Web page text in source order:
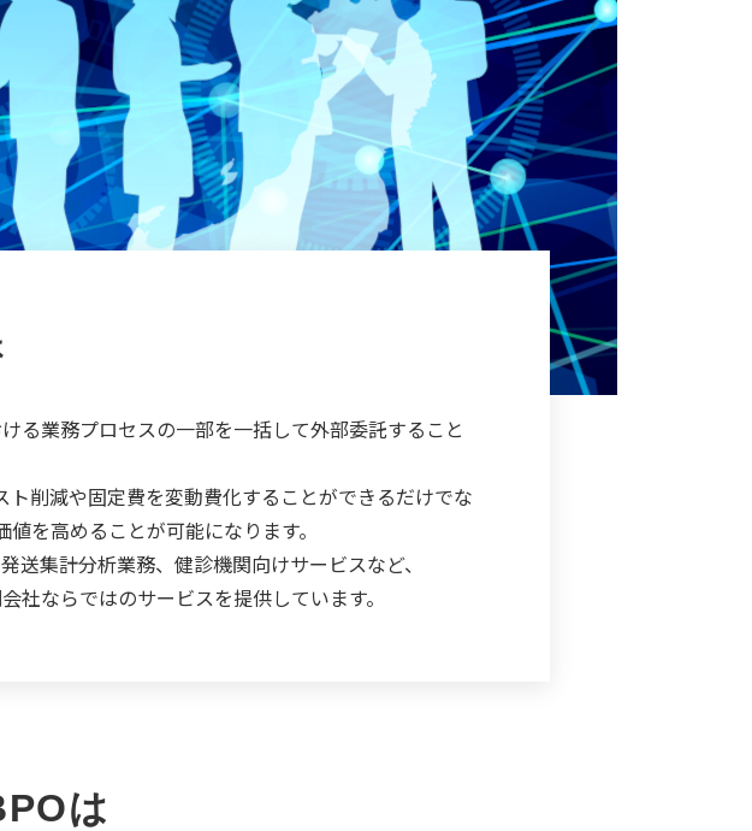
業務プロセスの一部を一括して外部委託すること
削減や固定費を変動費化することができるだけでな
を高めることが可能になります。
集計分析業務、健診機関向けサービスなど、
社ならではのサービスを提供しています。
は